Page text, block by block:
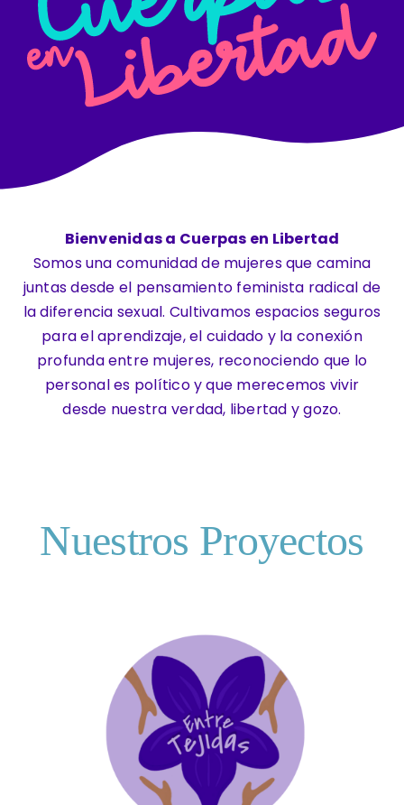
Contacto
Bienvenidasa Cuerpas en Libertad
Somos una comunidad de mujeres que camina
juntas desde el pensamiento feminista radical de
la diferencia sexual. Cultivamos espacios seguros
para el aprendizaje, el cuidado y la conexión
profunda entre mujeres, reconociendo que lo
personal es político y que merecemos vivir
desde nuestra verdad, libertad y gozo.
Nuestros Proyectos